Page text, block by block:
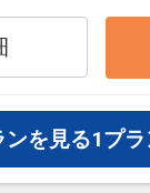
可能なプラン
を見る1プ